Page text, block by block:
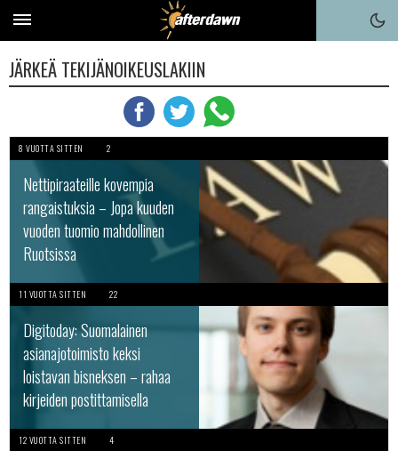
JÄRKEÄ TEKIJÄNOIKEUSLAKIIN
8 VUOTTA SITTEN 2
Nettipiraateille kovempia
rangaistuksia – Jopa kuuden
vuoden tuomio mahdollinen
Ruotsissa
11 VUOTTA SITTEN 22
Digitoday: Suomalainen
asianajotoimisto keksi
loistavan bisneksen – rahaa
kirjeiden postittamisella
12 VUOTTA SITTEN 4